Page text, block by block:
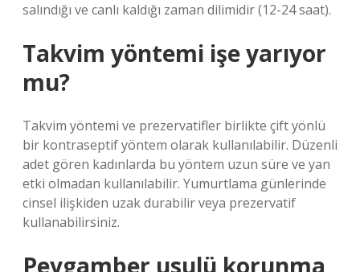
salındığı ve canlı kaldığı zaman dilimidir (12-24 saat).
Takvim yöntemi işe yarıyor
mu?
Takvim yöntemi ve prezervatifler birlikte çift yönlü
bir kontraseptif yöntem olarak kullanılabilir. Düzenli
adet gören kadınlarda bu yöntem uzun süre ve yan
etki olmadan kullanılabilir. Yumurtlama günlerinde
cinsel ilişkiden uzak durabilir veya prezervatif
kullanabilirsiniz.
Peygamber usulü korunma